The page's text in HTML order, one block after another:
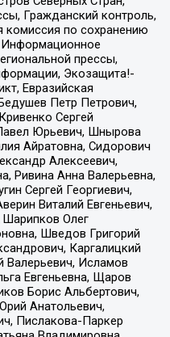
Гражданский контроль,
комиссия по сохранению
Информационное
прессы,
Экозащита!-
Евразийская
Петр Петрович,
Сергей
Юрьевич, Шнырова
Айратовна, Сидорович
Алексеевич,
Ривина Анна Валерьевна,
Сергей Георгиевич,
Виталий Евгеньевич,
Шарипков Олег
Шведов Григорий
Каргалицкий
Валерьевич, Исламов
Евгеньевна, Щаров
Борис Альбертович,
Анатольевич,
Пислакова-Паркер